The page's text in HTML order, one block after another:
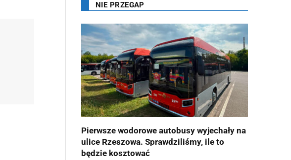
NIE PRZEGAP
Pierwsze wodorowe autobusy wyjechały na
ulice Rzeszowa. Sprawdziliśmy, ile to
będzie kosztować